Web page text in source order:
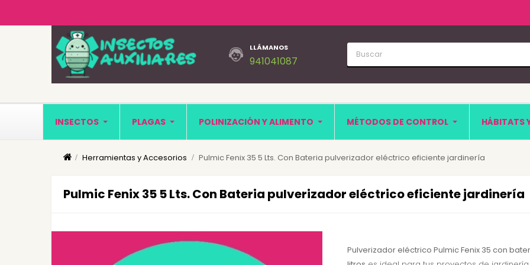
LLÁMANOS
941041087
INSECTOS PLAGAS POLINIZACIÓN Y ALIMENTO MÉTODOS DE CONTROL HÁBITATS
Herramientas y Accesorios Pulmic Fenix 35 5 Lts. Con Bateria pulverizador eléctrico eficiente jardinería
Pulmic Fenix 35 5 Lts. Con Bateria pulverizador eléctrico eficiente jardinería
Pulverizador eléctrico Pulmic Fenix 35 con